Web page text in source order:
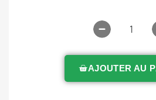
AJOUTER AU